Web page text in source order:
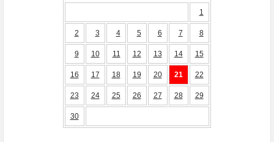
1
2 3 4 5 6 7 8
9 10 11 12 13 14 15
16 17 18 19 20 21 22
23 24 25 26 27 28 29
30